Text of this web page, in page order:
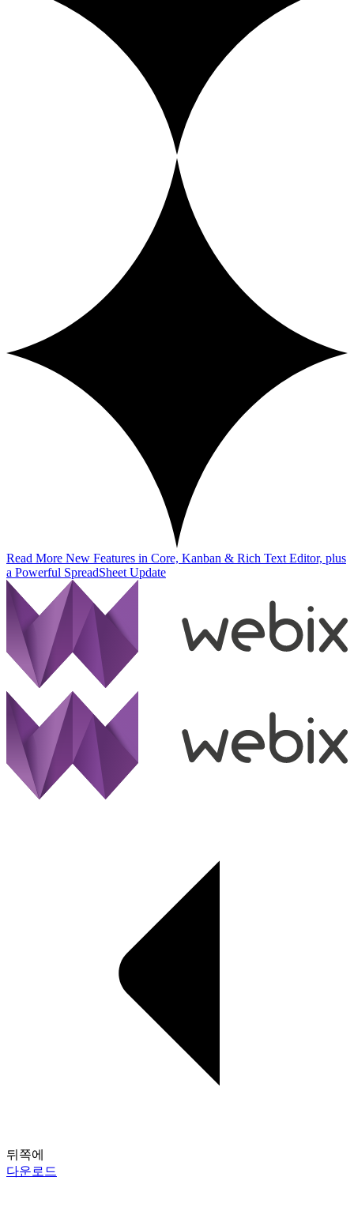
Read More New Features in Core, Kanban & Rich Text Editor, plus
a Powerful SpreadSheet Update
뒤쪽에
다운로드